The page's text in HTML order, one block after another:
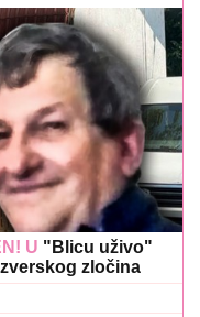
U "Blicu uživo"
zločina